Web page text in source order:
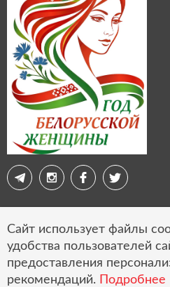
© 2026 Свободная экономическая
Карта сайта
Выбор настроек cookie
Сайт использует файлы
удобства пользователей
предоставления
рекомендаций. Подробнее